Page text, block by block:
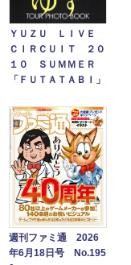
ＹＵＺＵ ＬＩＶＥ
ＣＩＲＣＵＩＴ ２０
１０ ＳＵＭＭＥＲ
「ＦＵＴＡＴＡＢＩ」
週刊ファミ通 2026
年6月18日号 No.195